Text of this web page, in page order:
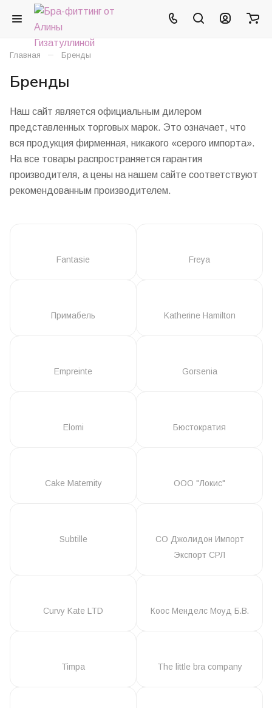
Главная – Бренды
Бренды
Наш сайт является официальным дилером
представленных торговых марок. Это означает, что
вся продукция фирменная, никакого «серого импорта».
На все товары распространяется гарантия
производителя, а цены на нашем сайте соответствуют
рекомендованным производителем.
Fantasie Freya
Примабель Katherine Hamilton
Empreinte Gorsenia
Elomi Бюстократия
Cake Maternity ООО "Локис"
Subtille
СО Джолидон Импорт
Экспорт СРЛ
Curvy Kate LTD Коос Менделс Моуд Б.В.
Timpa The little bra company